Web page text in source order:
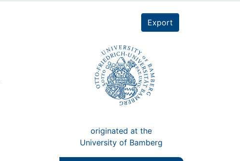
Export
originated at the
University of Bamberg